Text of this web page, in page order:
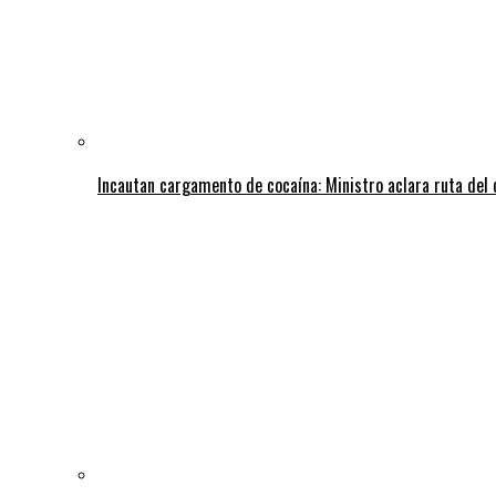
Incautan cargamento de cocaína: Ministro aclara ruta del